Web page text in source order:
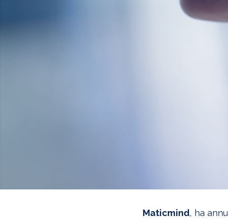
Maticmind, ha